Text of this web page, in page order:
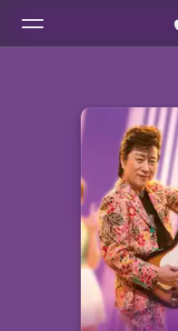
ホーム
新着おすすめ
ラジオ
Apple